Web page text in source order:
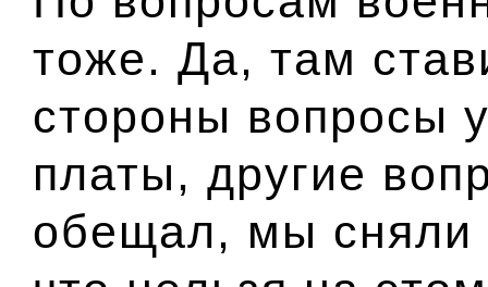
тоже. Да, там
стороны вопросы
платы, другие
обещал, мы сняли